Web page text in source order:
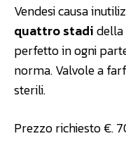
Vendesi causa
quattro stadidella
perfetto in ogni
norma. Valvole a
sterili.
Prezzo richiesto €.